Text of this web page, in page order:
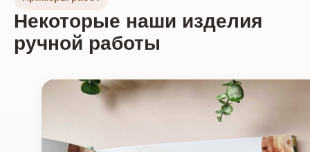
Некоторые наши изделия
ручной работы